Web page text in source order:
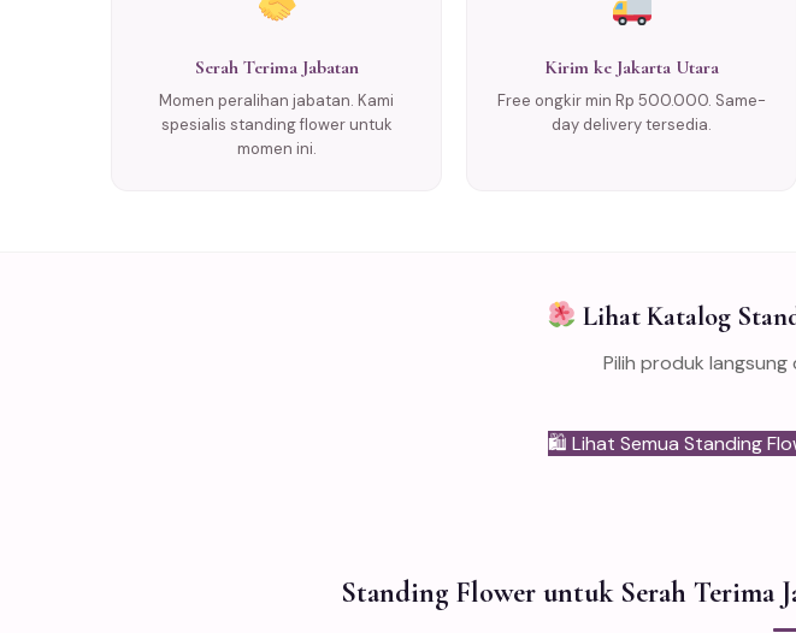
Serah Terima Jabatan
Momen peralihan jabatan. Kami
spesialis standing flower untuk
momen ini.
Kirim ke Jakarta Utara
Free ongkir min Rp 500.000. Same-
day delivery tersedia.
Lihat Katalog
Pilih produk
🛍 Lihat Semua Standing
Standing Flower untuk Serah Terima